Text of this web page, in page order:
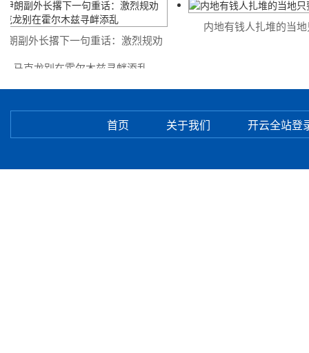
副外长撂下一句重话：激烈规劝
马克龙别在霍尔木兹寻衅添乱
内地有钱人扎堆的当地只
首页 关于我们 开云全站登